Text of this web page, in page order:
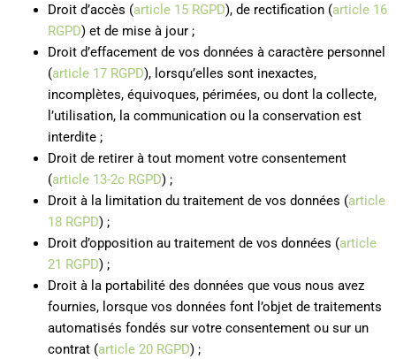
Droit d’accès (article 15 RGPD), de rectification (article 16
RGPD) et de mise à jour ;
Droit d’effacement de vos données à caractère personnel
(article 17 RGPD), lorsqu’elles sont inexactes,
incomplètes, équivoques, périmées, ou dont la collecte,
l’utilisation, la communication ou la conservation est
interdite ;
Droit de retirer à tout moment votre consentement
(article 13-2c RGPD) ;
Droit à la limitation du traitement de vos données (article
18 RGPD) ;
Droit d’opposition au traitement de vos données (article
21 RGPD) ;
Droit à la portabilité des données que vous nous avez
fournies, lorsque vos données font l’objet de traitements
automatisés fondés sur votre consentement ou sur un
contrat (article 20 RGPD) ;